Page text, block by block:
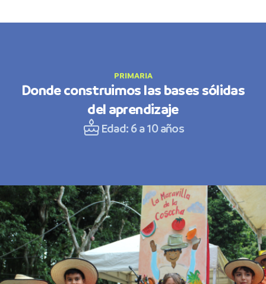
PRIMARIA
Donde construimos las bases sólidas
del aprendizaje
Edad: 6 a 10 años